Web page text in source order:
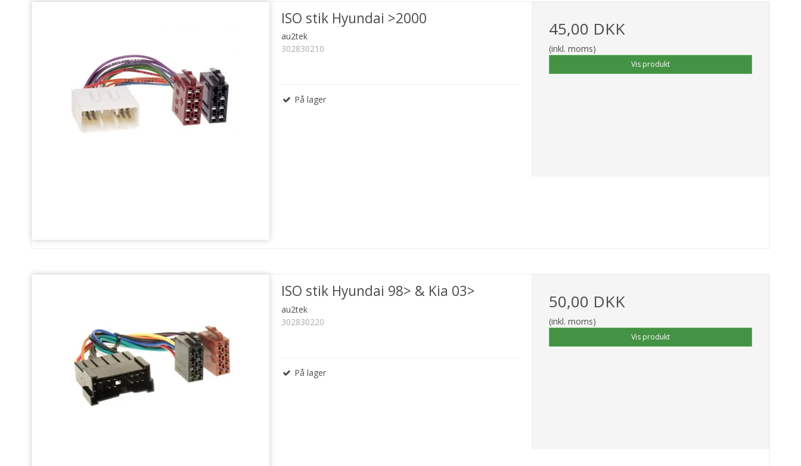
ISO stik Hyundai >2000
au2tek
302830210
På lager
45,00 DKK
(inkl. moms)
Vis produkt
ISO stik Hyundai 98> & Kia 03>
au2tek
302830220
På lager
50,00 DKK
(inkl. moms)
Vis produkt